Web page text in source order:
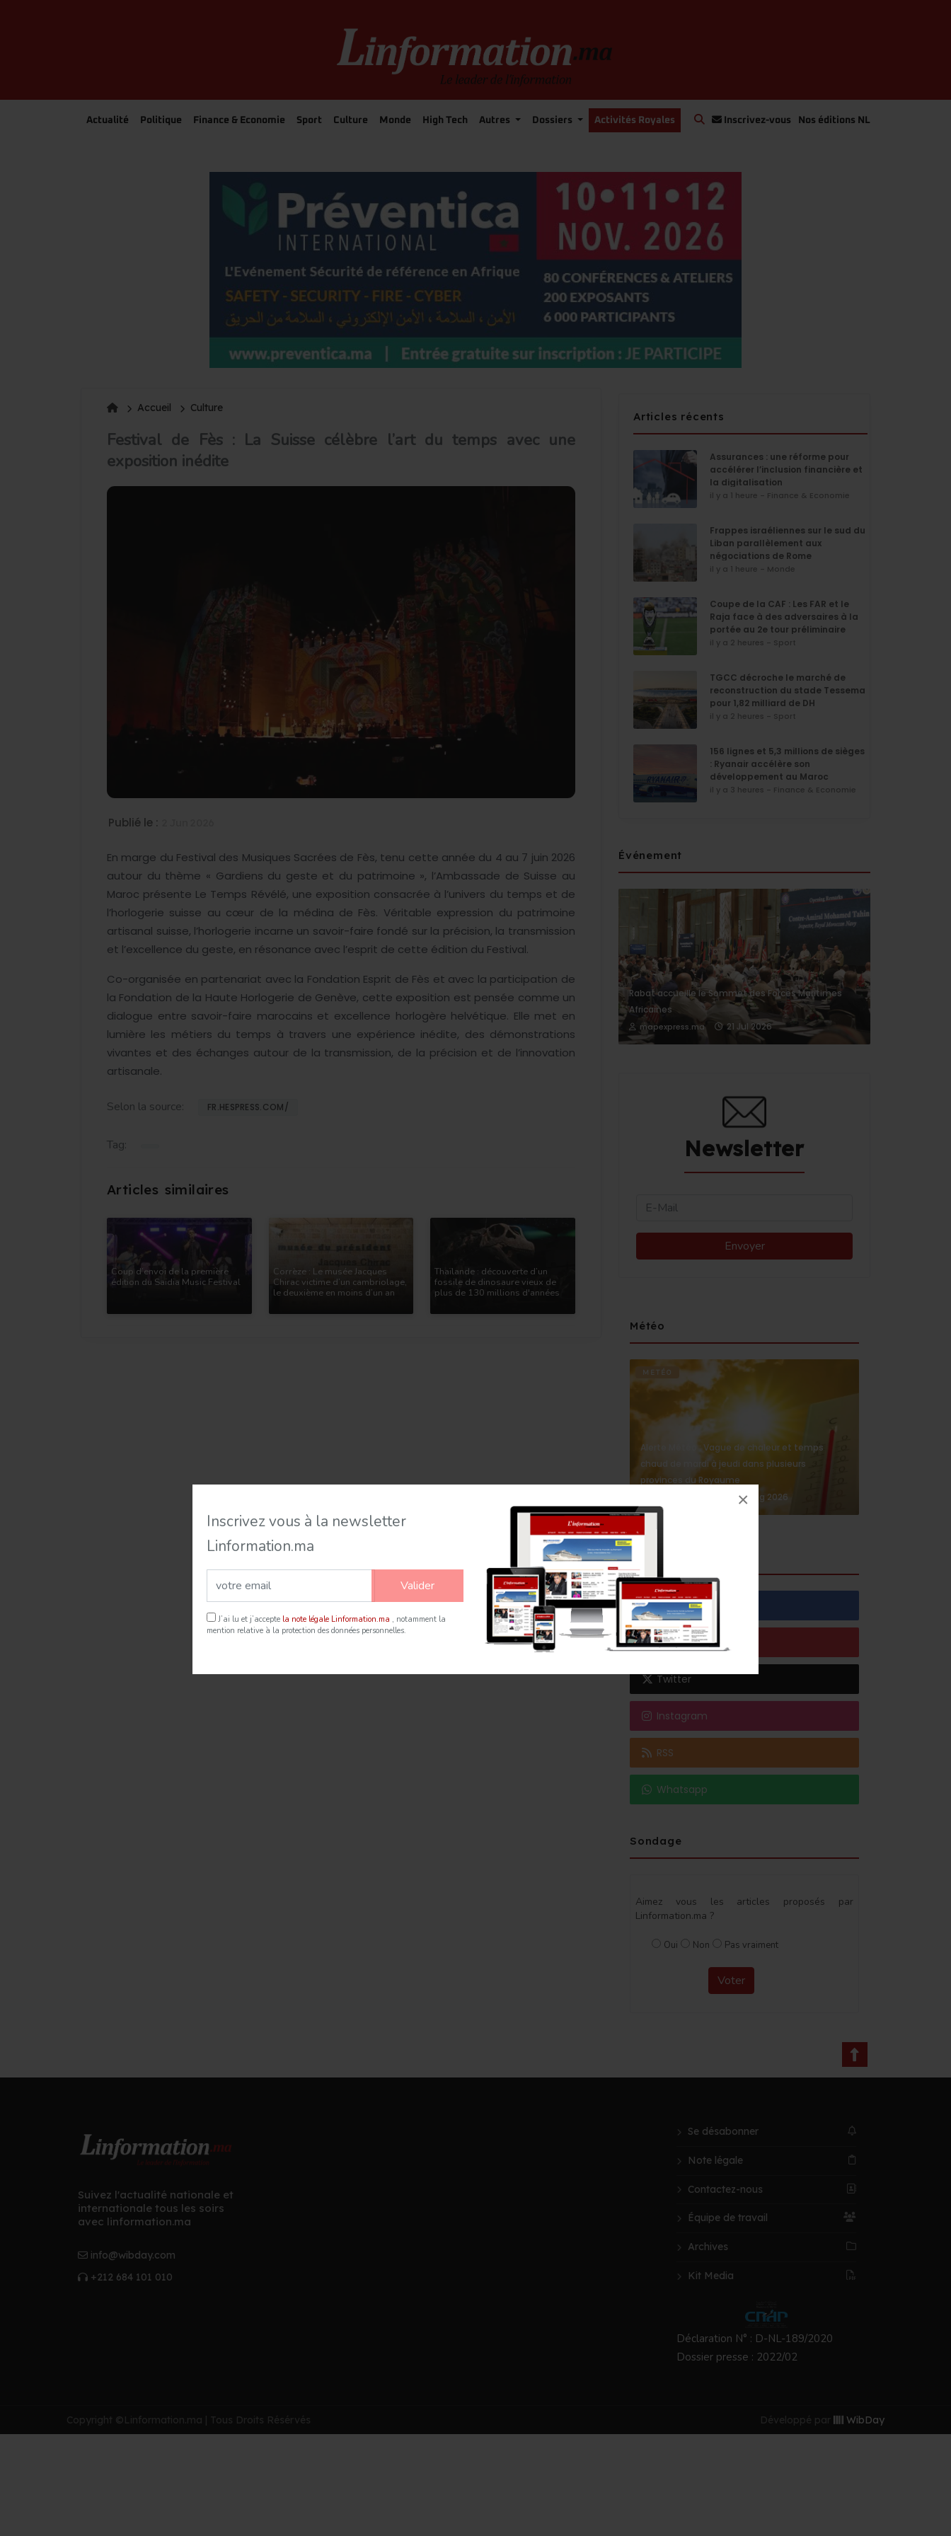
Inscrivez vous à la newsletter
Linformation.ma
Valider
J’ai lu et j’accepte la note légale Linformation.ma , notamment la
mention relative à la protection des données personnelles.
×
Actualité Politique Finance & Economie Sport Culture Monde High Tech Autres Dossiers Activités Royales Inscrivez-vous Nos éditions NL
Accueil Culture
Festival de Fès : La Suisse célèbre l’art du temps avec une
exposition inédite
Publié le :
En marge du Festival des Musiques Sacrées de Fès, tenu cette année du 4 au 7 juin 2026
autour du thème « Gardiens du geste et du patrimoine », l’Ambassade de Suisse au
Maroc présente Le Temps Révélé, une exposition consacrée à l’univers du temps et de
l’horlogerie suisse au cœur de la médina de Fès. Véritable expression du patrimoine
artisanal suisse, l’horlogerie incarne un savoir-faire fondé sur la précision, la transmission
et l’excellence du geste, en résonance avec l’esprit de cette édition du Festival.
Co-organisée en partenariat avec la Fondation Esprit de Fès et avec la participation de
la Fondation de la Haute Horlogerie de Genève, cette exposition est pensée comme un
dialogue entre savoir-faire marocains et excellence horlogère helvétique. Elle met en
lumière les métiers du temps à travers une expérience inédite, des démonstrations
vivantes et des échanges autour de la transmission, de la précision et de l’innovation
artisanale.
Selon la source: FR.HESPRESS.COM/
Tag:
Coup d’envoi de la première
édition du Saïdia Music Festival
Corrèze : Le musée Jacques
Chirac victime d’un cambriolage,
le deuxième en moins d’un an
Thaïlande : découverte d’un
fossile de dinosaure vieux de
plus de 130 millions d'années
Articles récents
Assurances : une réforme pour
accélérer l’inclusion financière et
la digitalisation
il y a 1 heure - Finance & Economie
Frappes israéliennes sur le sud du
Liban parallèlement aux
négociations de Rome
il y a 1 heure - Monde
Coupe de la CAF : Les FAR et le
Raja face à des adversaires à la
portée au 2e tour préliminaire
il y a 2 heures - Sport
TGCC décroche le marché de
reconstruction du stade Tessema
pour 1,82 milliard de DH
il y a 2 heures - Sport
156 lignes et 5,3 millions de sièges
: Ryanair accélère son
développement au Maroc
il y a 3 heures - Finance & Economie
Événement
Rabat accueille le Sommet des Forces Maritimes
Africaines
mapexpress.ma 21 Jul 2026
Newsletter
Météo
METÉO
Alerte Météo : Vague de chaleur et temps
chaud de mardi à jeudi dans plusieurs
provinces du Royaume
4 Aug 2026
Social media
Facebook
Youtube
Twitter
Instagram
RSS
Whatsapp
Sondage
Aimez vous les articles proposés par
Linformation.ma ?
Oui Non Pas vraiment
Voter
Suivez l'actualité nationale et
internationale tous les soirs
avec linformation.ma
info@wibday.com
+212 684 101 010
Se désabonner
Note légale
Contactez-nous
Équipe de travail
Archives
Kit Media
Déclaration N° : D-NL-189/2020
Dossier presse : 2022/02
Copyright ©Linformation.ma | Tous Droits Résérvés Développé par WibDay